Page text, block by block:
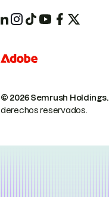
© 2026 Semrush Holdings.
derechos reservados.